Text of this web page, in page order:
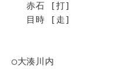
赤石 [打]
目時 [走]
◯大湊川内